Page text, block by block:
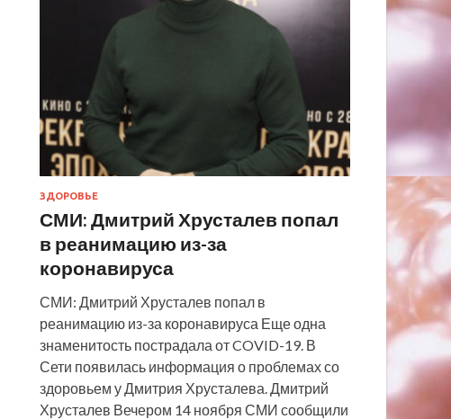
ЗДОРОВЬЕ
СМИ: Дмитрий Хрусталев попал
в реанимацию из-за
коронавируса
СМИ: Дмитрий Хрусталев попал в
реанимацию из-за коронавируса Еще одна
знаменитость пострадала от COVID-19. В
Сети появилась информация о проблемах со
здоровьем у Дмитрия Хрусталева. Дмитрий
Хрусталев Вечером 14 ноября СМИ сообщили